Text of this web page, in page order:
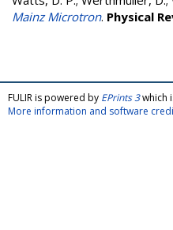
Mainz Microtron. Physical
FULIR is powered by EPrints 3which
More information and software